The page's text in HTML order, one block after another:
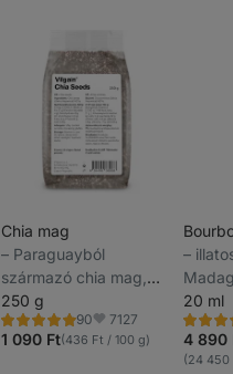
Chia mag
⁠–⁠ Paraguayból
származó chia mag,
amely gazdag omega-
3 zsírsavakban
250 g
90
Értékelés
4.9/5,
Kedvencek
7127
1 090 Ft(436 Ft / 100 g)
⁠–⁠
20 ml
4.1/5,
21
4 890
(24 450